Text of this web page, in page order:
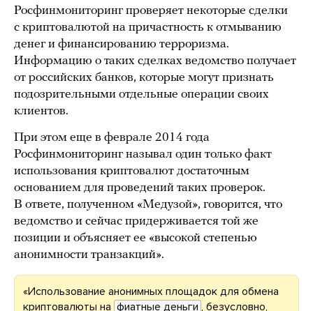
Росфинмониторинг проверяет некоторые сделки
с криптовалютой на причастность к отмыванию
денег и финансированию терроризма.
Информацию о таких сделках ведомство получает
от российских банков, которые могут признать
подозрительными отдельные операции своих
клиентов.
При этом еще в феврале 2014 года
Росфинмониторинг называл один только факт
использования криптовалют достаточным
основанием для проведений таких проверок.
В ответе, полученном «Медузой», говорится, что
ведомство и сейчас придерживается той же
позиции и объясняет ее «высокой степенью
анонимности транзакций».
«Использование анонимных площадок для обмена
криптовалюты на фиатные деньги , безусловно,